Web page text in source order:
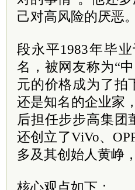
己对高风险的厌恶。
段永平1983年毕
名，被网友称为“
元的价格成为了拍
还是知名的企业家
后担任步步高集团
还创立了ViVo、
多及其创始人黄峥